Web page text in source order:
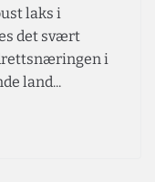
laks i
det svært
i
land...